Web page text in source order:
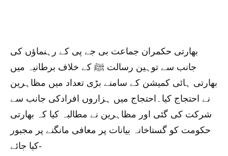
بھارتی حکمران جماعت بی جے پی کے رہنماؤں کی
جانب سے توہین رسالت ﷺ کے خلاف برطانیہ میں
بھارتی ہائی کمیشن کے سامنے بڑی تعداد میں مظاہرین
نے احتجاج کیا۔احتجاج میں ہزاروں افرادکی جانب سے
شرکت کی گئی اور مظاہرین نے مطالبہ کیا کہ بھارتی
حکومت کو گستاخانہ بیانات پر معافی مانگنے پر مجبور
کیا جائے-